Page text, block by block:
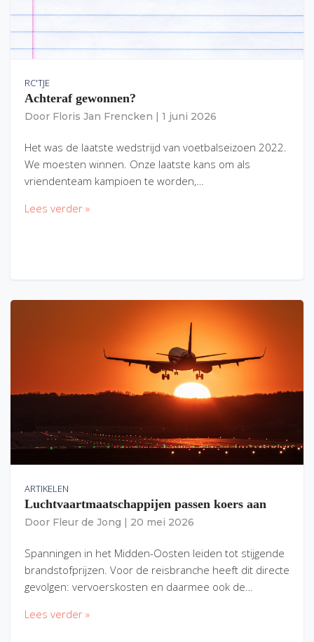
RC'TJE
Achteraf gewonnen?
Door Floris Jan Frencken 1 juni 2026
Het was de laatste wedstrijd van voetbalseizoen 2022.
We moesten winnen. Onze laatste kans om als
vriendenteam kampioen te worden,…
Lees verder »
ARTIKELEN
Luchtvaartmaatschappijen passen koers aan
Door Fleur de Jong 20 mei 2026
Spanningen in het Midden-Oosten leiden tot stijgende
brandstofprijzen. Voor de reisbranche heeft dit directe
gevolgen: vervoerskosten en daarmee ook de…
Lees verder »